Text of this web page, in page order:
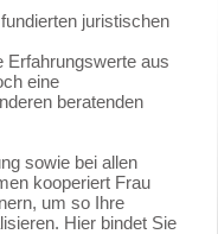
juristischen
Erfahrungswerte aus
eine
beratenden
sowie bei allen
kooperiert Frau
um so Ihre
Hier bindet Sie